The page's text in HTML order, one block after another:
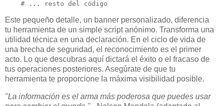
Este pequeño detalle, un banner personalizado, diferencia
tu herramienta de un simple script anónimo. Transforma una
utilidad técnica en una declaración. En el ciclo de vida de
una brecha de seguridad, el reconocimiento es el primer
acto. Lo que descubras aquí dictará el éxito o el fracaso de
tus operaciones posteriores. Asegúrate de que tu
herramienta te proporcione la máxima visibilidad posible.
"La información es el arma más poderosa que puedes usar